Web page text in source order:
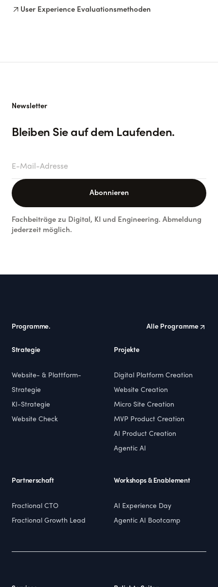
arrow_outward User Experience Evaluationsmethoden
Newsletter
Bleiben Sie auf dem Laufenden.
E-Mail-Adresse
Abonnieren
Fachbeiträge zu Digital, KI und Engineering. Abmeldung
jederzeit möglich.
Programme. Alle Programme
Strategie
Website- & Plattform-
Strategie
KI-Strategie
Website Check
Projekte
Digital Platform Creation
Website Creation
Micro Site Creation
MVP Product Creation
AI Product Creation
Agentic AI
Partnerschaft
Fractional CTO
Fractional Growth Lead
Workshops & Enablement
AI Experience Day
Agentic AI Bootcamp